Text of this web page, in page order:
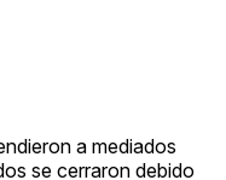
a mediados
se cerraron debido